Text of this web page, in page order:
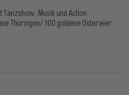
Tanzshow, Musik und Action
Thüringen/ 100 goldene Ostereier